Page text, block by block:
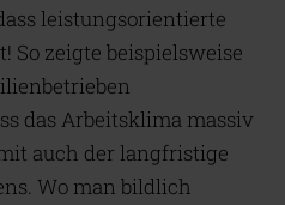
leistungsorientierte
zeigte beispielsweise
das Arbeitsklima massiv
auch der langfristige
Wo man bildlich